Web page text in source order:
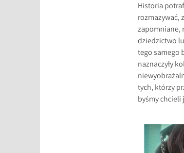
Historia
rozmazywać,
zapomniane,
dziedzictwo
tego samego
naznaczyły
tych, którzy
byśmy chcieli